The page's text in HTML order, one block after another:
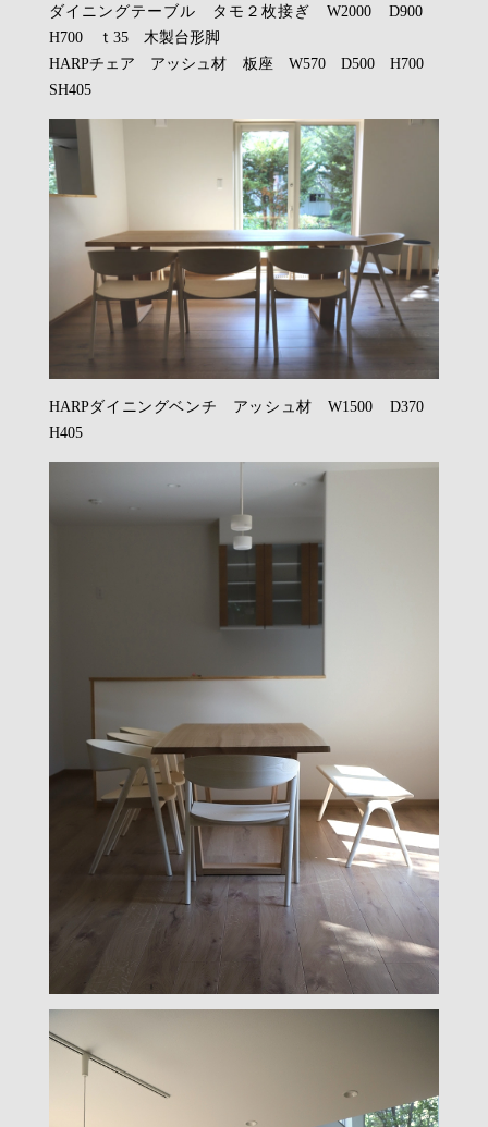
ダイニングテーブル タモ２枚接ぎ W2000 D900
H700 ｔ35 木製台形脚
HARPチェア アッシュ材 板座 W570 D500 H700
SH405
HARPダイニングベンチ アッシュ材 W1500 D370
H405